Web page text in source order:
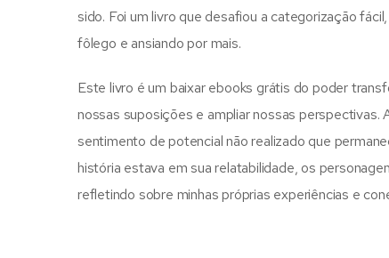
sido. Foi um livro que desafiou a categorização
fôlego e ansiando por mais.
Este livro é um baixar ebooks grátis do poder
nossas suposições e ampliar nossas
sentimento de potencial não realizado que
história estava em sua relatabilidade, os
refletindo sobre minhas próprias experiências e